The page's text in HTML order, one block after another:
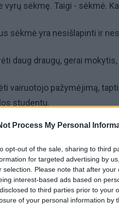
Process My Personal
opt-out of the sale, sharing to third
for targeted advertising by
selection. Please note that after
interest-based ads based on
to third parties prior to your
of your personal information by
vyrų sėkmę. Taigi - sėkmė.
sėkmė yra nesišlapinti ir
daug draugų, gerai
vairuotojo pažymėjimą,
studentu.
sekso patirties, pirmą kartą
- turėti nuosavą verslą,
- sėkmė vyrui yra vesti trečią